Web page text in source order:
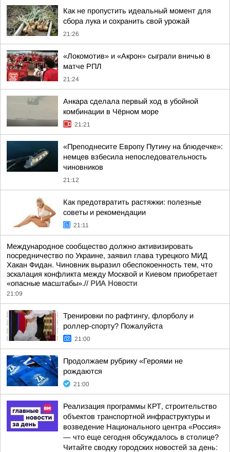
Как не пропустить идеальный момент для
сбора лука и сохранить свой урожай
21:26
«Локомотив» и «Акрон» сыграли вничью в
матче РПЛ
21:24
Анкара сделала первый ход в убойной
комбинации в Чёрном море
21:21
«Преподнесите Европу Путину на блюдечке»:
немцев взбесила непоследовательность
чиновников
21:12
Как предотвратить растяжки: полезные
советы и рекомендации
21:11
Международное сообщество должно активизировать
посредничество по Украине, заявил глава турецкого МИД
Хакан Фидан. Чиновник выразил обеспокоенность тем, что
эскалация конфликта между Москвой и Киевом приобретает
«опасные масштабы».// РИА Новости
21:09
Тренировки по рафтингу, флорболу и
роллер-спорту? Пожалуйста
21:00
Продолжаем рубрику «Героями не
рождаются
21:00
Реализация программы КРТ, строительство
объектов транспортной инфраструктуры и
возведение Национального центра «Россия»
— что еще сегодня обсуждалось в столице?
Читайте сводку городских новостей за день: